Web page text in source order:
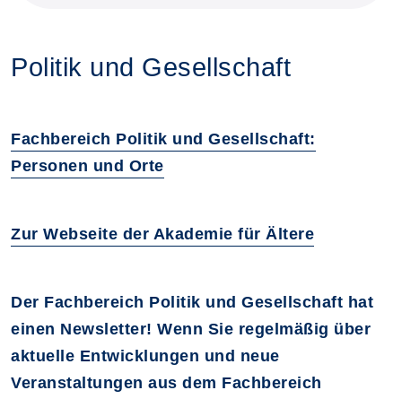
Politik und Gesellschaft
Fachbereich Politik und Gesellschaft:
Personen und Orte
Zur Webseite der Akademie für Ältere
Der Fachbereich Politik und Gesellschaft hat
einen Newsletter! Wenn Sie regelmäßig über
aktuelle Entwicklungen und neue
Veranstaltungen aus dem Fachbereich